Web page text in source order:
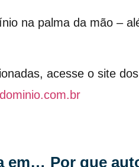
na palma da mão –
acesse o site
Quebrando mitos: Regras de convivência em condomínios e suas verdadeiras funções